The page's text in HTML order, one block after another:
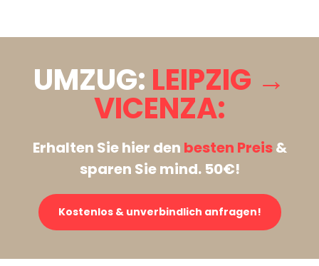
UMZUG: LEIPZIG →
VICENZA:
Erhalten Sie hier den besten Preis&
sparen Sie mind. 50€!
Kostenlos & unverbindlich anfragen!